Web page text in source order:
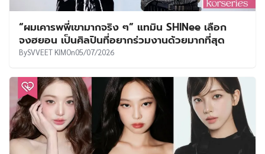
“ผมเคารพพี่เขามากจริง ๆ” แทมิน SHINee เลือก
จงฮยอน เป็นศิลปินที่อยากร่วมงานด้วยมากที่สุด
BySVVEET KIMOn05/07/2026